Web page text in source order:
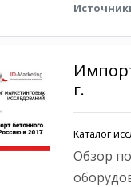
г.
Каталог
Обзор